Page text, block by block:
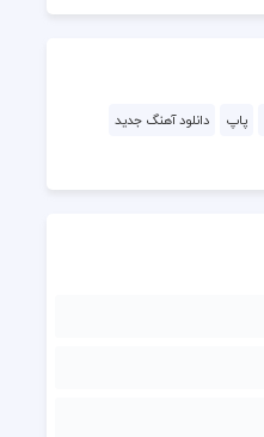
پاپ
دانلود آهنگ جدید